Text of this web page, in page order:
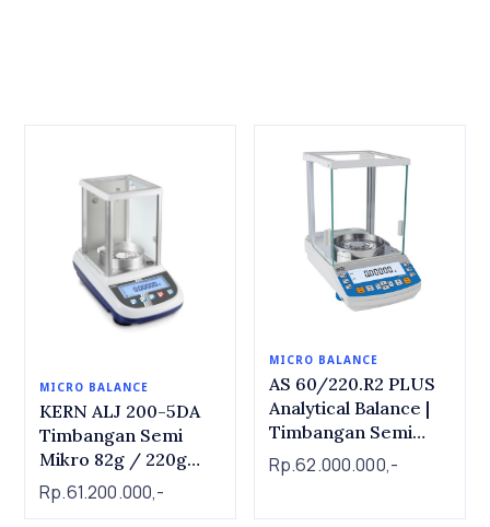
MICRO BALANCE
KERN ALJ 200-5DA
Timbangan Semi
Mikro 82g / 220g
Internal CAL
(automatic) | Semi
Rp.61.200.000,-
MICRO BALANCE
AS 60/220.R2 PLUS
Analytical Balance |
Timbangan Semi
Mikron 60/220g x
0.01mg/0.1mg
Rp.62.000.000,-